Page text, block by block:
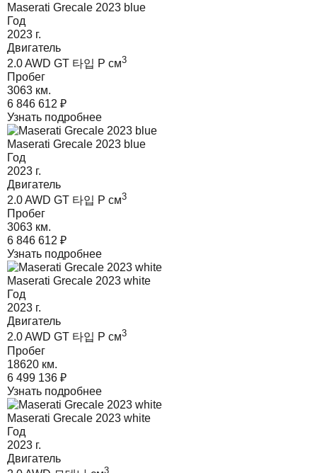
Maserati Grecale 2023 blue
Год
2023 г.
Двигатель
2.0 AWD GT 타입 P cм3
Пробег
3063 км.
6 846 612 ₽
Узнать подробнее
Maserati Grecale 2023 blue
Год
2023 г.
Двигатель
2.0 AWD GT 타입 P cм3
Пробег
3063 км.
6 846 612 ₽
Узнать подробнее
Maserati Grecale 2023 white
Год
2023 г.
Двигатель
2.0 AWD GT 타입 P cм3
Пробег
18620 км.
6 499 136 ₽
Узнать подробнее
Maserati Grecale 2023 white
Год
2023 г.
Двигатель
3